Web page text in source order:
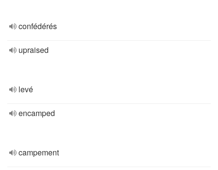
confédérés
upraised
levé
encamped
campement